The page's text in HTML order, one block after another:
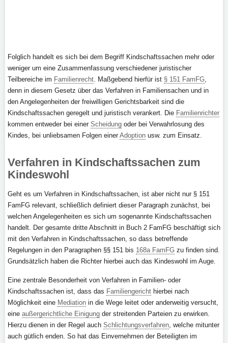
Folglich handelt es sich bei dem Begriff Kindschaftssachen mehr oder
weniger um eine Zusammenfassung verschiedener juristischer
Teilbereiche im Familienrecht. Maßgebend hierfür ist § 151 FamFG,
denn in diesem Gesetz über das Verfahren in Familiensachen und in
den Angelegenheiten der freiwilligen Gerichtsbarkeit sind die
Kindschaftssachen geregelt und juristisch verankert. Die Familienrichter
kommen entweder bei einer Scheidung oder bei Verwahrlosung des
Kindes, bei unliebsamen Folgen einer Adoption usw. zum Einsatz.
Verfahren in Kindschaftssachen zum
Kindeswohl
Geht es um Verfahren in Kindschaftssachen, ist aber nicht nur § 151
FamFG relevant, schließlich definiert dieser Paragraph zunächst, bei
welchen Angelegenheiten es sich um sogenannte Kindschaftssachen
handelt. Der gesamte dritte Abschnitt in Buch 2 FamFG beschäftigt sich
mit den Verfahren in Kindschaftssachen, so dass betreffende
Regelungen in den Paragraphen §§ 151 bis 168a FamFG zu finden sind.
Grundsätzlich haben die Richter hierbei auch das Kindeswohl im Auge.
Eine zentrale Besonderheit von Verfahren in Familien- oder
Kindschaftssachen ist, dass das Familiengericht hierbei nach
Möglichkeit eine Mediation in die Wege leitet oder anderweitig versucht,
eine außergerichtliche Einigung der streitenden Parteien zu erwirken.
Hierzu dienen in der Regel auch Schlichtungsverfahren, welche mitunter
auch gütlich enden. So hat das Einvernehmen der Beteiligten im